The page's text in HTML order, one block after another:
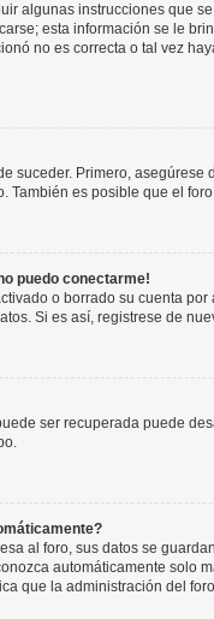
algunas instrucciones que
esta información se le
no es correcta o tal vez
suceder. Primero,
También es posible que el
puedo conectarme!
o borrado su cuenta
Si es así, registrese de
ser recuperada puede
al foro, sus datos se
automáticamente solo
que la administración del